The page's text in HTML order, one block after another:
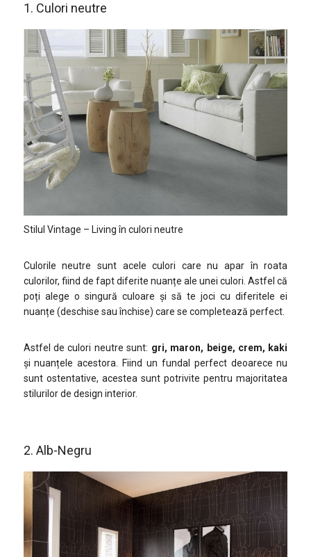
1. Culori neutre
Stilul Vintage – Living în culori neutre
Culorile neutre sunt acele culori care nu apar în roata
culorilor, fiind de fapt diferite nuanțe ale unei culori. Astfel că
poți alege o singură culoare și să te joci cu diferitele ei
nuanțe (deschise sau închise) care se completează perfect.
Astfel de culori neutre sunt: gri, maron, beige, crem, kaki
și nuanțele acestora. Fiind un fundal perfect deoarece nu
sunt ostentative, acestea sunt potrivite pentru majoritatea
stilurilor de design interior.
2. Alb-Negru